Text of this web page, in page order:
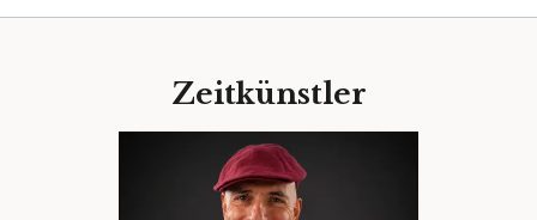
Zeitkünstler